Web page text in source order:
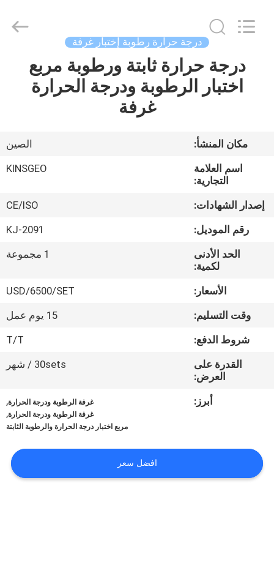
الصفحة
الرئيسية
معلومات
جولة
مراقبة
الجودة
اتصل
اقتباس
خريطة
INSTRUMENT
CO.,LTD.
درجة حرارة رطوبة إختبار غرفة
درجة حرارة ثابتة ورطوبة مربع
اختبار الرطوبة ودرجة الحرارة
غرفة
مكان المنشأ:
الصين
اسم العلامة
التجارية:
KINSGEO
إصدار الشهادات:
CE/ISO
رقم الموديل:
KJ-2091
الحد الأدنى
لكمية:
1 مجموعة
الأسعار:
USD/6500/SET
وقت التسليم:
15 يوم عمل
شروط الدفع:
T/T
القدرة على
العرض:
30sets / شهر
أبرز: غرفة الرطوبة ودرجة الحرارة,
غرفة الرطوبة ودرجة الحرارة,
مربع اختبار درجة الحرارة والرطوبة الثابتة
افضل سعر